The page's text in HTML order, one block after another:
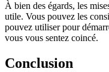
À bien des égards, les
utile. Vous pouvez les
pouvez utiliser pour
vous vous sentez coincé.
Conclusion